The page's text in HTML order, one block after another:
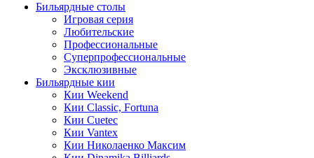
Бильярдные столы
Игровая серия
Любительские
Профессиональные
Суперпрофессиональные
Эксклюзивные
Бильярдные кии
Кии Weekend
Кии Classic, Fortuna
Кии Cuetec
Кии Vantex
Кии Николаенко Максим